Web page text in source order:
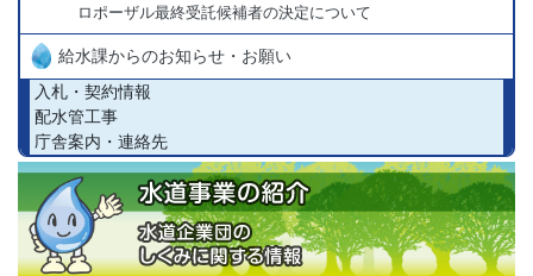
ロポーザル最終受託候補者の決定について
給水課からのお知らせ・お願い
入札・契約情報
配水管工事
庁舎案内・連絡先